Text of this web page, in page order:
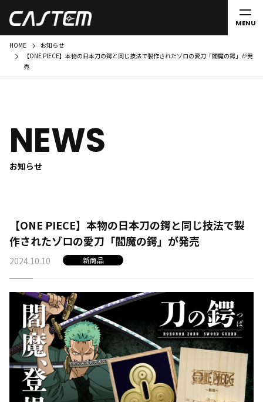
MENU
HOME
お知らせ
【ONE PIECE】本物の日本刀の鍔と同じ技法で製作されたゾロの愛刀「閻魔の鍔」が発
売
NEWS
お知らせ
【ONE PIECE】本物の日本刀の鍔と同じ技法で製
作されたゾロの愛刀「閻魔の鍔」が発売
2024.10.10 新商品